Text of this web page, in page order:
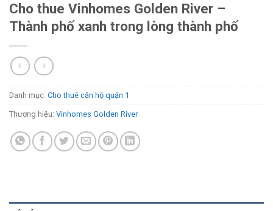
Cho thue Vinhomes Golden River –
Thành phố xanh trong lòng thành phố
Danh mục: Cho thuê căn hộ quận 1
Thương hiệu: Vinhomes Golden River